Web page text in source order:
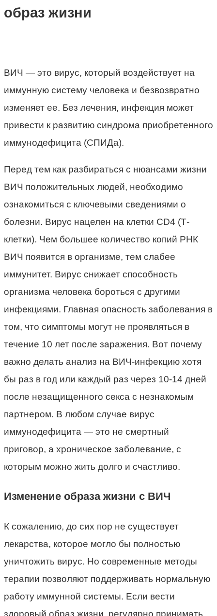
образ жизни
ВИЧ — это вирус, который воздействует на
иммунную систему человека и безвозвратно
изменяет ее. Без лечения, инфекция может
привести к развитию синдрома приобретенного
иммунодефицита (СПИДа).
Перед тем как разбираться с нюансами жизни
ВИЧ положительных людей, необходимо
ознакомиться с ключевыми сведениями о
болезни. Вирус нацелен на клетки CD4 (Т-
клетки). Чем большее количество копий РНК
ВИЧ появится в организме, тем слабее
иммунитет. Вирус снижает способность
организма человека бороться с другими
инфекциями. Главная опасность заболевания в
том, что симптомы могут не проявляться в
течение 10 лет после заражения. Вот почему
важно делать анализ на ВИЧ-инфекцию хотя
бы раз в год или каждый раз через 10-14 дней
после незащищенного секса с незнакомым
партнером. В любом случае вирус
иммунодефицита — это не смертный
приговор, а хроническое заболевание, с
которым можно жить долго и счастливо.
Изменение образа жизни с ВИЧ
К сожалению, до сих пор не существует
лекарства, которое могло бы полностью
уничтожить вирус. Но современные методы
терапии позволяют поддерживать нормальную
работу иммунной системы. Если вести
здоровый образ жизни, регулярно принимать